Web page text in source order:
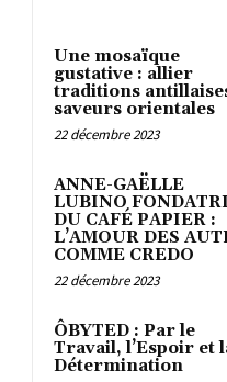
Une mosaïque
gustative : allier
traditions
saveurs orientales
22 décembre 2023
ANNE-GAËLLE
LUBINO
DU CAFÉ PAPIER :
L’AMOUR DES
COMME CREDO
22 décembre 2023
ÔBYTED : Par le
Travail, l’Espoir et
Détermination